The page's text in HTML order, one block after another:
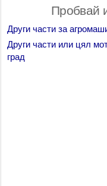
Пробвай
Други части за
Други части или цял
град